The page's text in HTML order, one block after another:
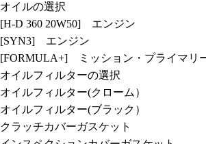
オイルの選択
[H-D 360 20W50] エンジン
[SYN3] エンジン
[FORMULA+] ミッション・プライマリ
オイルフィルターの選択
オイルフィルター(クローム）
オイルフィルター(ブラック）
クラッチカバーガスケット